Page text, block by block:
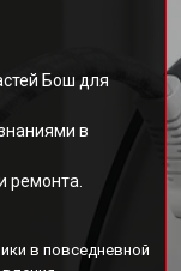
Бош для
в
ремонта.
в повседневной